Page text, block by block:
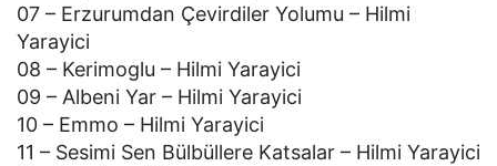
07 – Erzurumdan Çevirdiler Yolumu – Hilmi
Yarayici
08 – Kerimoglu – Hilmi Yarayici
09 – Albeni Yar – Hilmi Yarayici
10 – Emmo – Hilmi Yarayici
11 – Sesimi Sen Bülbüllere Katsalar – Hilmi Yarayici